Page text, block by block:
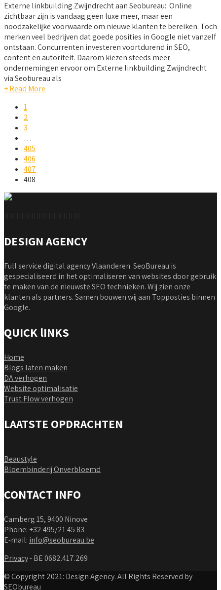
Externe linkbuilding Zwijndrecht aan Seobureau: Online
zichtbaar zijn is vandaag geen luxe meer, maar een
noodzakelijke voorwaarde om nieuwe klanten te bereiken. Toch
merken veel bedrijven dat goede posities in Google niet vanzelf
ontstaan. Concurrenten investeren voortdurend in SEO,
content en autoriteit. Daarom kiezen steeds meer
ondernemingen ervoor om Externe linkbuilding Zwijndrecht
via Seobureau als
+ Read More
1
2
3
…
405
406
407
408
DESIGN AGENCY
Full service digital agency Vlaanderen. SeoBureau is
gespecialiseerd in het optimaliseren van websites door gebruik
te maken van de nieuwste SEO technieken. Wij zien onze
klanten als partners. Samen bouwen wij aan Topposties binnen
Google.
QUICK lINKS
Home
Blogs laten maken
DA verhogen
Website optimalisatie
Trust Flow verhogen
LAATSTE OPDRACHTEN
Beaustyle
Bloembinderij Onverbloemd
CONTACT INFO
Camberg 15, 9400 Ninove
Phone: +32 495/21 45 83
E-mail: info@seobureau.be
Privacy- BE 0682.417.269
© Copyright 2021: Design Agency. All Rights Reserved by
SEObureau